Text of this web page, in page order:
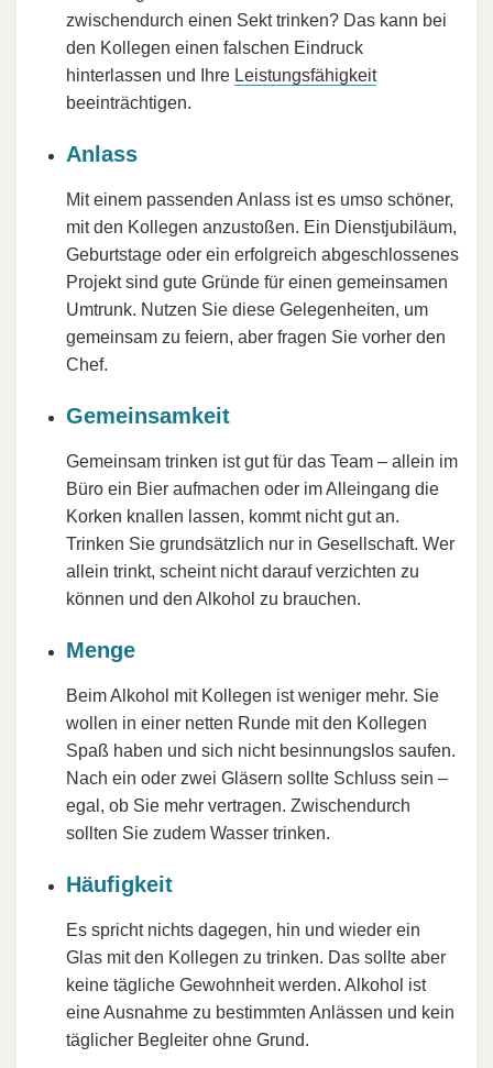
zwischendurch einen Sekt trinken? Das kann bei
den Kollegen einen falschen Eindruck
hinterlassen und Ihre Leistungsfähigkeit
beeinträchtigen.
Anlass
Mit einem passenden Anlass ist es umso schöner,
mit den Kollegen anzustoßen. Ein Dienstjubiläum,
Geburtstage oder ein erfolgreich abgeschlossenes
Projekt sind gute Gründe für einen gemeinsamen
Umtrunk. Nutzen Sie diese Gelegenheiten, um
gemeinsam zu feiern, aber fragen Sie vorher den
Chef.
Gemeinsamkeit
Gemeinsam trinken ist gut für das Team – allein im
Büro ein Bier aufmachen oder im Alleingang die
Korken knallen lassen, kommt nicht gut an.
Trinken Sie grundsätzlich nur in Gesellschaft. Wer
allein trinkt, scheint nicht darauf verzichten zu
können und den Alkohol zu brauchen.
Menge
Beim Alkohol mit Kollegen ist weniger mehr. Sie
wollen in einer netten Runde mit den Kollegen
Spaß haben und sich nicht besinnungslos saufen.
Nach ein oder zwei Gläsern sollte Schluss sein –
egal, ob Sie mehr vertragen. Zwischendurch
sollten Sie zudem Wasser trinken.
Häufigkeit
Es spricht nichts dagegen, hin und wieder ein
Glas mit den Kollegen zu trinken. Das sollte aber
keine tägliche Gewohnheit werden. Alkohol ist
eine Ausnahme zu bestimmten Anlässen und kein
täglicher Begleiter ohne Grund.